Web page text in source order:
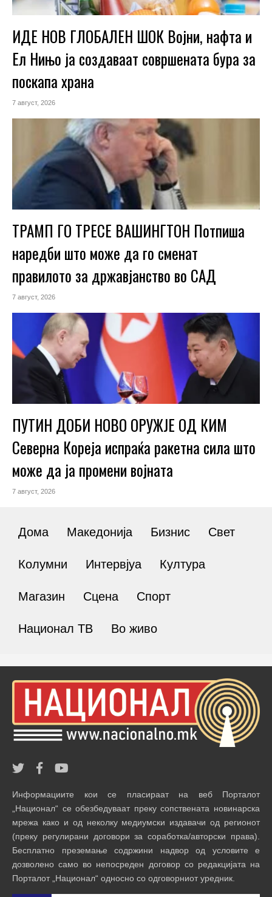
ИДЕ НОВ ГЛОБАЛЕН ШОК Војни, нафта и
Ел Нињо ја создаваат совршената бура за
поскапа храна
7 август, 2026
ТРАМП ГО ТРЕСЕ ВАШИНГТОН Потпиша
наредби што може да го сменат
правилото за државјанство во САД
7 август, 2026
ПУТИН ДОБИ НОВО ОРУЖЈЕ ОД КИМ
Северна Кореја испраќа ракетна сила што
може да ја промени војната
7 август, 2026
Дома Македонија Бизнис Свет
Колумни Интервјуа Култура
Магазин Сцена Спорт
Национал ТВ Во живо
Информациите кои се пласираат на веб Порталот
„Национал“ се обезбедуваат преку сопствената новинарска
мрежа како и од неколку медиумски издавачи од регионот
(преку регулирани договори за соработка/авторски права).
Бесплатно преземање содржини надвор од условите е
дозволено само во непосреден договор со редакцијата на
Порталот „Национал“ односно со одговорниот уредник.